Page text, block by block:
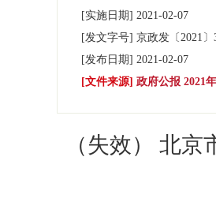
[实施日期] 2021-02-07
[发文字号] 京政发 〔2021〕
[发布日期] 2021-02-07
[文件来源] 政府公报 2021
（失效） 北